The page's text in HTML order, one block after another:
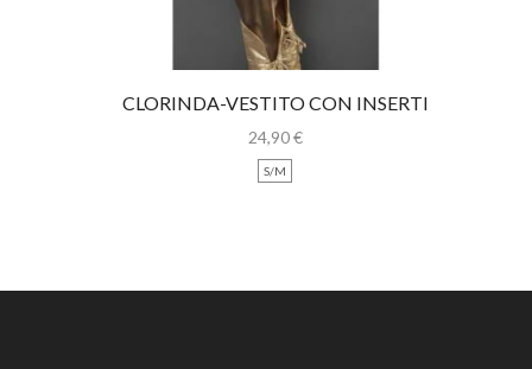
CLORINDA-VESTITO CON INSERTI
ORO
24,90€
S/M